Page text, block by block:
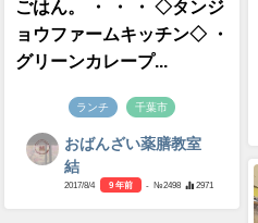
ごはん。 ・ ・ ・ ◇タンジ
ョウファームキッチン◇ ・
グリーンカレープ...
ランチ 千葉市
おばんざい薬膳教室
結
2017/8/4 9 年前 - №2498 2971